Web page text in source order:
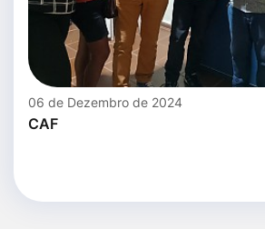
06 de Dezembro de 2024
CAF